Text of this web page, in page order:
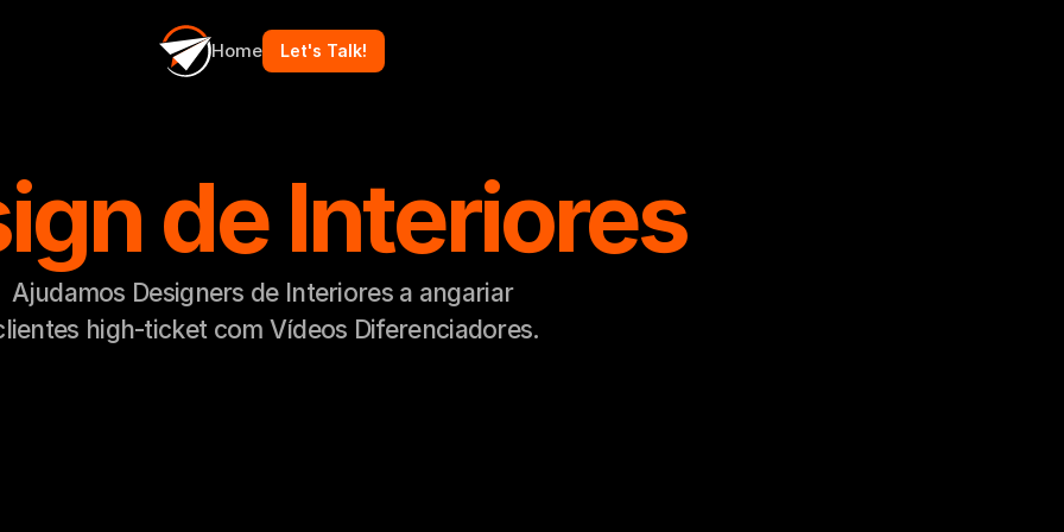
Home Let's Talk!
de Interiores
Ajudamos Designers de Interiores a angariar
high-ticket com Vídeos Diferenciadores.